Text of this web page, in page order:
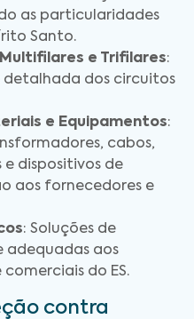
as particularidades
Santo.
e Trifilares:
detalhada dos circuitos
e Equipamentos:
cabos,
dispositivos de
aos fornecedores e
: Soluções de
adequadas aos
do ES.
contra